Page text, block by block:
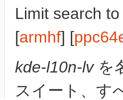
Limit search
[armhf] [
kde-l10n-lvを
スイート、す